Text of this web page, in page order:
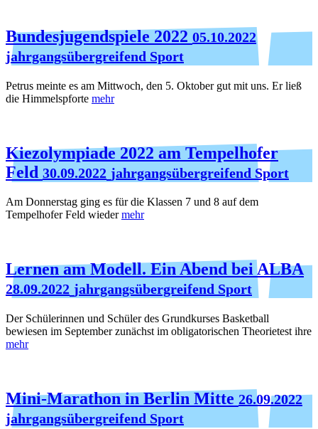
Bundesjugendspiele 2022 05.10.2022
jahrgangsübergreifend Sport
Petrus meinte es am Mittwoch, den 5. Oktober gut mit uns. Er ließ
die Himmelspforte mehr
Kiezolympiade 2022 am Tempelhofer
Feld 30.09.2022 jahrgangsübergreifend Sport
Am Donnerstag ging es für die Klassen 7 und 8 auf dem
Tempelhofer Feld wiedermehr
Lernen am Modell. Ein Abend bei ALBA
28.09.2022 jahrgangsübergreifend Sport
Der Schülerinnen und Schüler des Grundkurses Basketball
bewiesen im September zunächst im obligatorischen Theorietest ihre
mehr
Mini-Marathon in Berlin Mitte 26.09.2022
jahrgangsübergreifend Sport